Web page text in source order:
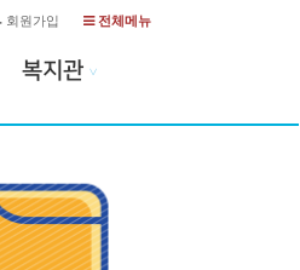
전체메뉴
회원가입
복지관 ∨